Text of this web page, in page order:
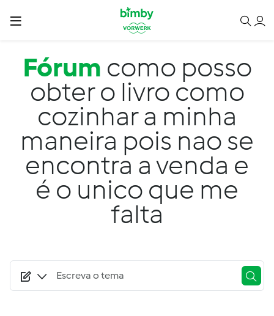
Passar para o conteúdo principal
Fórum como posso
obter o livro como
cozinhar a minha
maneira pois nao se
encontra a venda e
é o unico que me
falta